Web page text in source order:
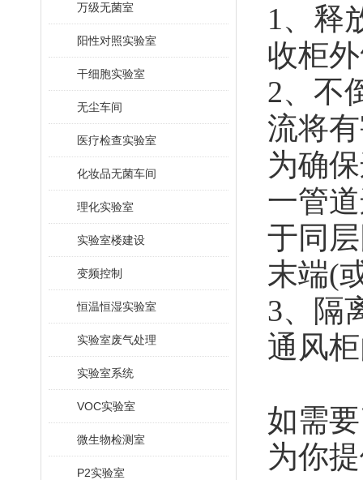
万级无菌室
阳性对照实验室
干细胞实验室
无尘车间
医疗检查实验室
化妆品无菌车间
理化实验室
实验室楼建设
变频控制
恒温恒湿实验室
实验室废气处理
实验室系统
VOC实验室
微生物检测室
P2实验室
1、释
收柜
2、 不
流将
为确
一管
于同
末端(
3、隔
通风
如需
为你